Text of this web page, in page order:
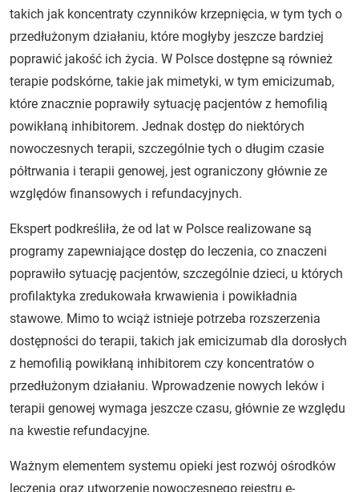
takich jak koncentraty czynników krzepnięcia, w tym tych o
przedłużonym działaniu, które mogłyby jeszcze bardziej
poprawić jakość ich życia. W Polsce dostępne są również
terapie podskórne, takie jak mimetyki, w tym emicizumab,
które znacznie poprawiły sytuację pacjentów z hemofilią
powikłaną inhibitorem. Jednak dostęp do niektórych
nowoczesnych terapii, szczególnie tych o długim czasie
półtrwania i terapii genowej, jest ograniczony głównie ze
względów finansowych i refundacyjnych.
Ekspert podkreśliła, że od lat w Polsce realizowane są
programy zapewniające dostęp do leczenia, co znaczeni
poprawiło sytuację pacjentów, szczególnie dzieci, u których
profilaktyka zredukowała krwawienia i powikładnia
stawowe. Mimo to wciąż istnieje potrzeba rozszerzenia
dostępności do terapii, takich jak emicizumab dla dorosłych
z hemofilią powikłaną inhibitorem czy koncentratów o
przedłużonym działaniu. Wprowadzenie nowych leków i
terapii genowej wymaga jeszcze czasu, głównie ze względu
na kwestie refundacyjne.
Ważnym elementem systemu opieki jest rozwój ośrodków
leczenia oraz utworzenie nowoczesnego rejestru e-